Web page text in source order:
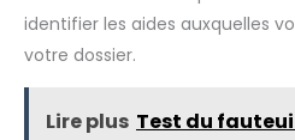
identifier les aides auxquelles
votre dossier.
Lire plus Test du